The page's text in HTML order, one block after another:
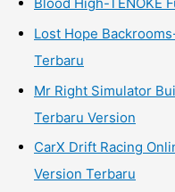
Lost Hope
Terbaru
Mr Right Simulator
Terbaru Version
CarX Drift Racing
Version Terbaru